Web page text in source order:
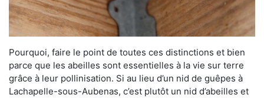
Pourquoi, faire le point de toutes ces distinctions et bien
parce que les abeilles sont essentielles à la vie sur terre
grâce à leur pollinisation. Si au lieu d’un nid de guêpes à
Lachapelle-sous-Aubenas, c’est plutôt un nid d’abeilles et